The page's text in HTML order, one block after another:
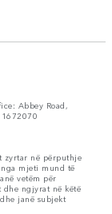
Abbey Road,
zyrtar në përputhje
mjeti mund të
vetëm për
ngjyrat në këtë
janë subjekt